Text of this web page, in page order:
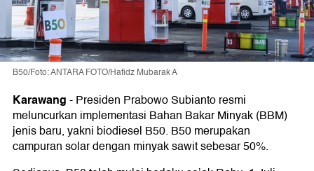
B50/Foto: ANTARA FOTO/Hafidz Mubarak A
Karawang-Presiden Prabowo Subianto resmi
meluncurkan implementasi Bahan Bakar Minyak (BBM)
jenis baru, yakni biodiesel B50. B50 merupakan
campuran solar dengan minyak sawit sebesar 50%.